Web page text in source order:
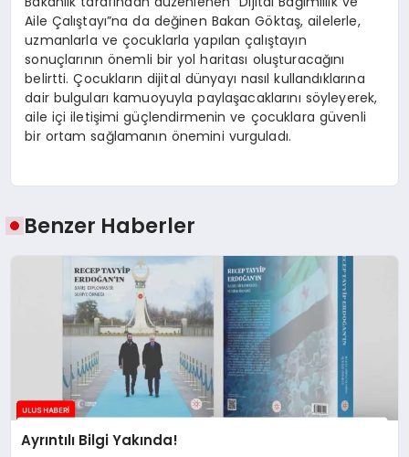
Aile Çalıştayı”na da değinen Bakan Göktaş, ailelerle,
uzmanlarla ve çocuklarla yapılan çalıştayın
sonuçlarının önemli bir yol haritası oluşturacağını
belirtti. Çocukların dijital dünyayı nasıl kullandıklarına
dair bulguları kamuoyuyla paylaşacaklarını söyleyerek,
aile içi iletişimi güçlendirmenin ve çocuklara güvenli
bir ortam sağlamanın önemini vurguladı.
Benzer Haberler
Ayrıntılı Bilgi Yakında!